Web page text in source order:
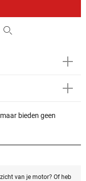
bieden geen
van je motor? Of heb